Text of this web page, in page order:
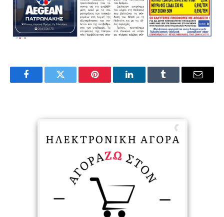
FacebookTwitter Pinterest LinkedInTumblr Email